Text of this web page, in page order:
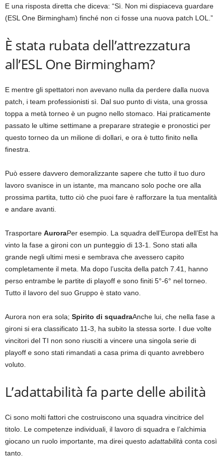
E una risposta diretta che diceva: “Sì. Non mi dispiaceva guardare
(ESL One Birmingham) finché non ci fosse una nuova patch LOL.”
È stata rubata dell’attrezzatura
all’ESL One Birmingham?
E mentre gli spettatori non avevano nulla da perdere dalla nuova
patch, i team professionisti sì. Dal suo punto di vista, una grossa
toppa a metà torneo è un pugno nello stomaco. Hai praticamente
passato le ultime settimane a preparare strategie e pronostici per
questo torneo da un milione di dollari, e ora è tutto finito nella
finestra.
Può essere davvero demoralizzante sapere che tutto il tuo duro
lavoro svanisce in un istante, ma mancano solo poche ore alla
prossima partita, tutto ciò che puoi fare è rafforzare la tua mentalità
e andare avanti.
Trasportare AuroraPer esempio. La squadra dell’Europa dell’Est ha
vinto la fase a gironi con un punteggio di 13-1. Sono stati alla
grande negli ultimi mesi e sembrava che avessero capito
completamente il meta. Ma dopo l’uscita della patch 7.41, hanno
perso entrambe le partite di playoff e sono finiti 5°-6° nel torneo.
Tutto il lavoro del suo Gruppo è stato vano.
Aurora non era sola; Spirito di squadraAnche lui, che nella fase a
gironi si era classificato 11-3, ha subito la stessa sorte. I due volte
vincitori del TI non sono riusciti a vincere una singola serie di
playoff e sono stati rimandati a casa prima di quanto avrebbero
voluto.
L’adattabilità fa parte delle abilità
Ci sono molti fattori che costruiscono una squadra vincitrice del
titolo. Le competenze individuali, il lavoro di squadra e l’alchimia
giocano un ruolo importante, ma direi questo adattabilità conta così
tanto.